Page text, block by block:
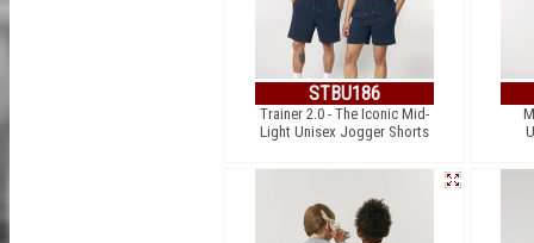
STBU186
Trainer 2.0 - The Iconic Mid-
Light Unisex Jogger Shorts